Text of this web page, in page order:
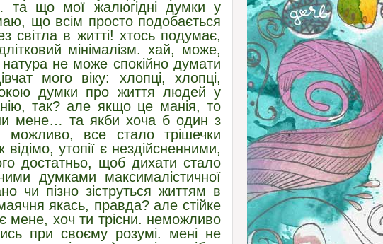
що мої жалюгідні думки у
що всім просто подобається
світла в житті! хтось подумає,
мінімалізм. хай, може,
не може спокійно думати
мого віку: хлопці, хлопці,
думки про життя людей у
так? але якщо це манія, то
мене… та якби хоча б один з
все стало трішечки
утопії є нездійсненними,
достатньо, щоб дихати стало
думками максималістичної
чи пізно зіструться життям в
якась, правда? але стійке
мене, хоч ти трісни. неможливо
при своєму розумі. мені не